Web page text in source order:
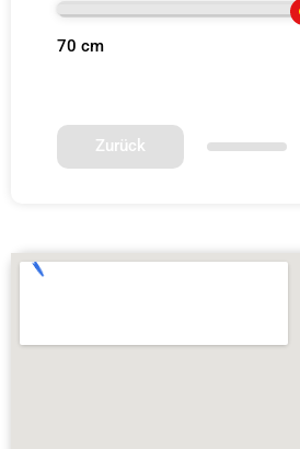
70 cm
Zurück